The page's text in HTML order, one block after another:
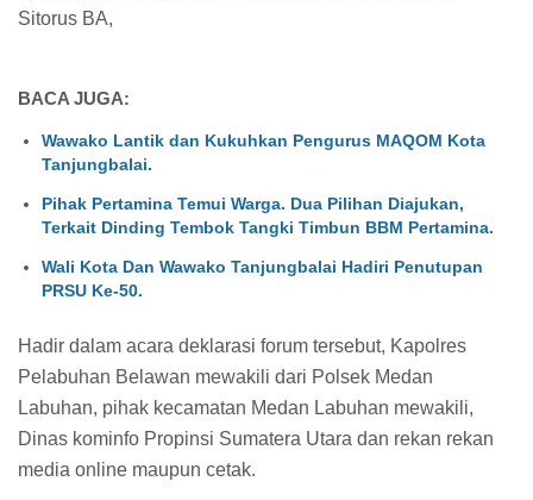
Sitorus BA,
BACA JUGA:
Wawako Lantik dan Kukuhkan Pengurus MAQOM Kota
Tanjungbalai.
Pihak Pertamina Temui Warga. Dua Pilihan Diajukan,
Terkait Dinding Tembok Tangki Timbun BBM Pertamina.
Wali Kota Dan Wawako Tanjungbalai Hadiri Penutupan
PRSU Ke-50.
Hadir dalam acara deklarasi forum tersebut, Kapolres
Pelabuhan Belawan mewakili dari Polsek Medan
Labuhan, pihak kecamatan Medan Labuhan mewakili,
Dinas kominfo Propinsi Sumatera Utara dan rekan rekan
media online maupun cetak.